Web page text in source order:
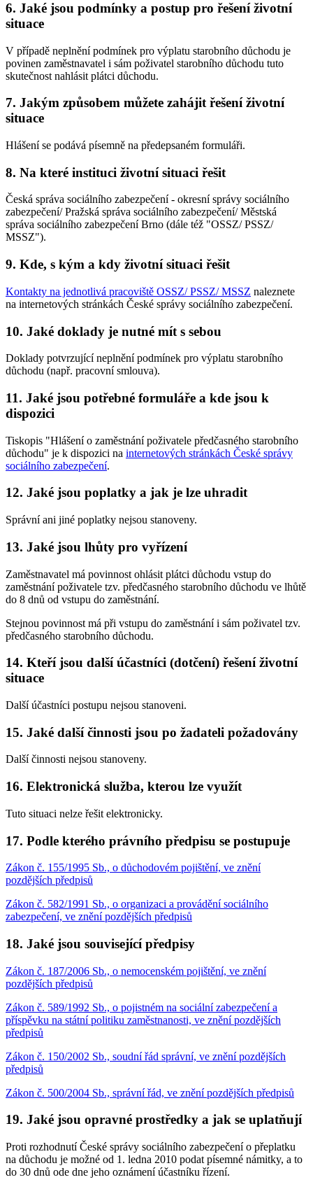
6. Jaké jsou podmínky a postup pro řešení životní
situace
V případě neplnění podmínek pro výplatu starobního důchodu je
povinen zaměstnavatel i sám poživatel starobního důchodu tuto
skutečnost nahlásit plátci důchodu.
7. Jakým způsobem můžete zahájit řešení životní
situace
Hlášení se podává písemně na předepsaném formuláři.
8. Na které instituci životní situaci řešit
Česká správa sociálního zabezpečení - okresní správy sociálního
zabezpečení/ Pražská správa sociálního zabezpečení/ Městská
správa sociálního zabezpečení Brno (dále též "OSSZ/ PSSZ/
MSSZ").
9. Kde, s kým a kdy životní situaci řešit
Kontakty na jednotlivá pracoviště OSSZ/ PSSZ/ MSSZ naleznete
na internetových stránkách České správy sociálního zabezpečení.
10. Jaké doklady je nutné mít s sebou
Doklady potvrzující neplnění podmínek pro výplatu starobního
důchodu (např. pracovní smlouva).
11. Jaké jsou potřebné formuláře a kde jsou k
dispozici
Tiskopis "Hlášení o zaměstnání poživatele předčasného starobního
důchodu" je k dispozici na internetových stránkách České správy
sociálního zabezpečení.
12. Jaké jsou poplatky a jak je lze uhradit
Správní ani jiné poplatky nejsou stanoveny.
13. Jaké jsou lhůty pro vyřízení
Zaměstnavatel má povinnost ohlásit plátci důchodu vstup do
zaměstnání poživatele tzv. předčasného starobního důchodu ve lhůtě
do 8 dnů od vstupu do zaměstnání.
Stejnou povinnost má při vstupu do zaměstnání i sám poživatel tzv.
předčasného starobního důchodu.
14. Kteří jsou další účastníci (dotčení) řešení životní
situace
Další účastníci postupu nejsou stanoveni.
15. Jaké další činnosti jsou po žadateli požadovány
Další činnosti nejsou stanoveny.
16. Elektronická služba, kterou lze využít
Tuto situaci nelze řešit elektronicky.
17. Podle kterého právního předpisu se postupuje
Zákon č. 155/1995 Sb., o důchodovém pojištění, ve znění
pozdějších předpisů
Zákon č. 582/1991 Sb., o organizaci a provádění sociálního
zabezpečení, ve znění pozdějších předpisů
18. Jaké jsou související předpisy
Zákon č. 187/2006 Sb., o nemocenském pojištění, ve znění
pozdějších předpisů
Zákon č. 589/1992 Sb., o pojistném na sociální zabezpečení a
příspěvku na státní politiku zaměstnanosti, ve znění pozdějších
předpisů
Zákon č. 150/2002 Sb., soudní řád správní, ve znění pozdějších
předpisů
Zákon č. 500/2004 Sb., správní řád, ve znění pozdějších předpisů
19. Jaké jsou opravné prostředky a jak se uplatňují
Proti rozhodnutí České správy sociálního zabezpečení o přeplatku
na důchodu je možné od 1. ledna 2010 podat písemné námitky, a to
do 30 dnů ode dne jeho oznámení účastníku řízení.